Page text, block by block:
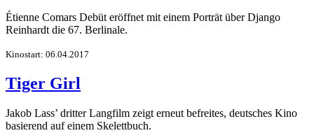
Étienne Comars Debüt eröffnet mit einem Porträt über Django
Reinhardt die 67. Berlinale.
Kinostart: 06.04.2017
Tiger Girl
Jakob Lass’ dritter Langfilm zeigt erneut befreites, deutsches Kino
basierend auf einem Skelettbuch.